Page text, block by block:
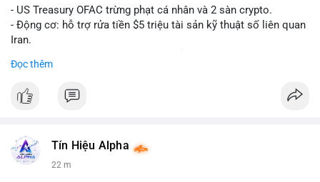
- US Treasury OFAC trừng phạt cá nhân và 2 sàn crypto.
- Động cơ: hỗ trợ rửa tiền $5 triệu tài sản kỹ thuật số liên quan
Iran.
- Tác động: rủi ro cho thị trường crypto, tăng áp lực pháp lý.
#binancesquare
#vlikevn #titanbot
Đọc thêm
Tín Hiệu Alpha
22 m